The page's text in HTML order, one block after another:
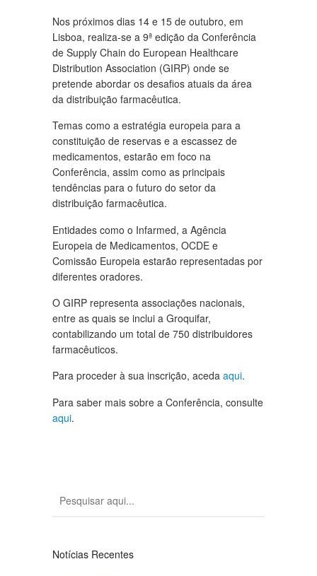
Nos próximos dias 14 e 15 de outubro, em
Lisboa, realiza-se a 9ª edição da Conferência
de Supply Chain do European Healthcare
Distribution Association (GIRP) onde se
pretende abordar os desafios atuais da área
da distribuição farmacêutica.
Temas como a estratégia europeia para a
constituição de reservas e a escassez de
medicamentos, estarão em foco na
Conferência, assim como as principais
tendências para o futuro do setor da
distribuição farmacêutica.
Entidades como o Infarmed, a Agência
Europeia de Medicamentos, OCDE e
Comissão Europeia estarão representadas por
diferentes oradores.
O GIRP representa associações nacionais,
entre as quais se inclui a Groquifar,
contabilizando um total de 750 distribuidores
farmacêuticos.
Para proceder à sua inscrição, aceda aqui.
Para saber mais sobre a Conferência, consulte
aqui.
Notícias Recentes